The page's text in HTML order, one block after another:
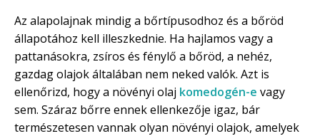
Az alapolajnak mindig a bőrtípusodhoz és a bőröd
állapotához kell illeszkednie. Ha hajlamos vagy a
pattanásokra, zsíros és fénylő a bőröd, a nehéz,
gazdag olajok általában nem neked valók. Azt is
ellenőrizd, hogy a növényi olaj komedogén-e vagy
sem. Száraz bőrre ennek ellenkezője igaz, bár
természetesen vannak olyan növényi olajok, amelyek